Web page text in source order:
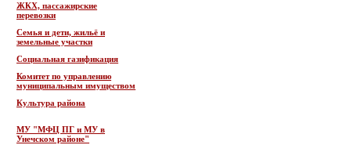
ЖКХ, пассажирские
перевозки
Семья и дети, жильё и
земельные участки
Социальная газификация
Комитет по управлению
муниципальным имуществом
Культура района
МУ "МФЦ ПГ и МУ в
Унечском районе"